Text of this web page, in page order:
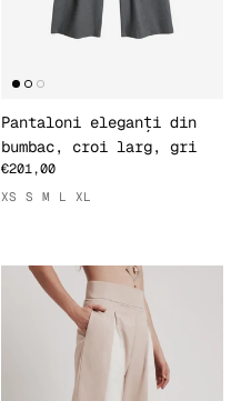
Pantaloni eleganți din
bumbac, croi larg, gri
€201,00
XS S M L XL